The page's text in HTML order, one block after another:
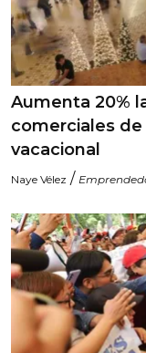
Aumenta 20%
comerciales
vacacional
Naye Vélez /